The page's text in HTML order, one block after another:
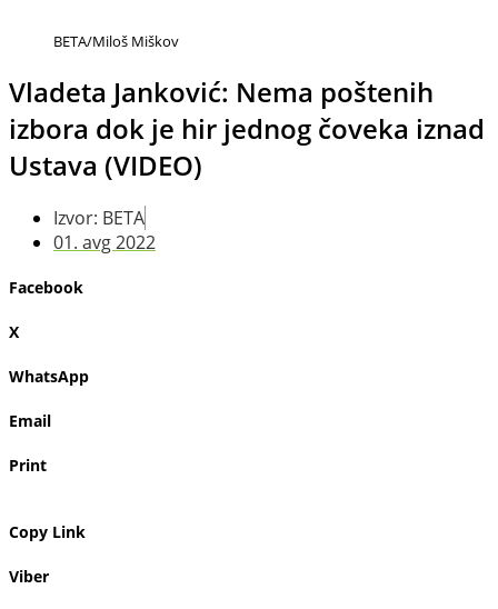
BETA/Miloš Miškov
Vladeta Janković: Nema poštenih
izbora dok je hir jednog čoveka iznad
Ustava (VIDEO)
Izvor: BETA
01. avg 2022
Facebook
X
WhatsApp
Email
Print
Copy Link
Viber